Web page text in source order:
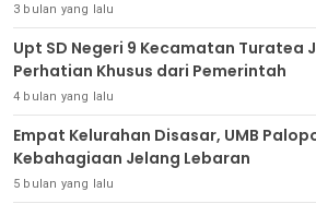
3 bulan yang lalu
Upt SD Negeri 9 Kecamatan Turatea
Perhatian Khusus dari Pemerintah
4 bulan yang lalu
Empat Kelurahan Disasar, UMB
Kebahagiaan Jelang Lebaran
5 bulan yang lalu